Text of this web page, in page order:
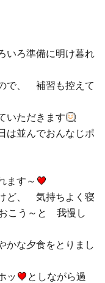
ろ準備に明け暮れ
で、 補習も控えて
ただきます
並んでおんなじポ
す～
ど、 気持ちよく寝
こう～と 我慢し
な夕食をとりまし
ッ
としながら過